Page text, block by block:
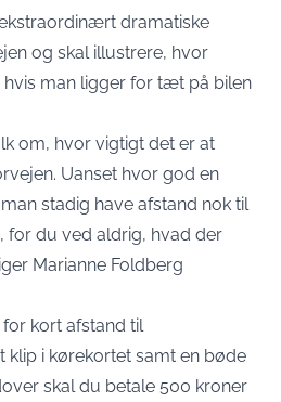
dramatiske
og skal illustrere, hvor
hvis man ligger for tæt på bilen
om, hvor vigtigt det er at
Uanset hvor god en
stadig have afstand nok til
for du ved aldrig, hvad der
Marianne Foldberg
kort afstand til
klip i kørekortet samt en bøde
skal du betale 500 kroner